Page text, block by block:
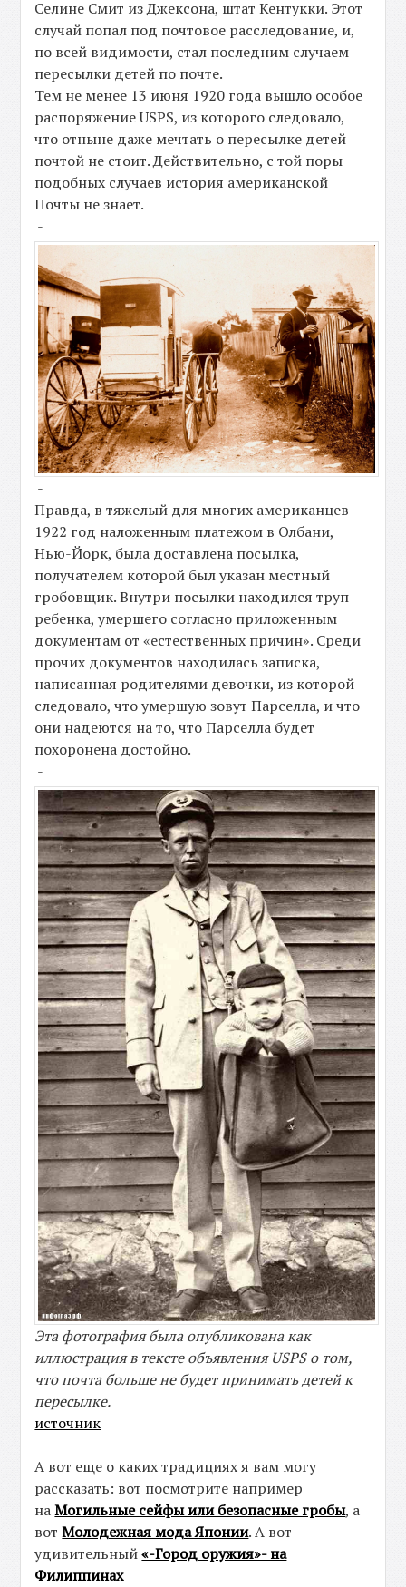
Селине Смит из Джексона, штат Кентукки. Этот
случай попал под почтовое расследование, и,
по всей видимости, стал последним случаем
пересылки детей по почте.
Тем не менее 13 июня 1920 года вышло особое
распоряжение USPS, из которого следовало,
что отныне даже мечтать о пересылке детей
почтой не стоит. Действительно, с той поры
подобных случаев история американской
Почты не знает.
-
-
Правда, в тяжелый для многих американцев
1922 год наложенным платежом в Олбани,
Нью-Йорк, была доставлена посылка,
получателем которой был указан местный
гробовщик. Внутри посылки находился труп
ребенка, умершего согласно приложенным
документам от «естественных причин». Среди
прочих документов находилась записка,
написанная родителями девочки, из которой
следовало, что умершую зовут Парселла, и что
они надеются на то, что Парселла будет
похоронена достойно.
-
Эта фотография была опубликована как
иллюстрация в тексте объявления USPS о том,
что почта больше не будет принимать детей к
пересылке.
источник
-
А вот еще о каких традициях я вам могу
рассказать: вот посмотрите например
наМогильные сейфы или безопасные гробы, а
вотМолодежная мода Японии. А вот
удивительный«-Город оружия»- на
Филиппинах